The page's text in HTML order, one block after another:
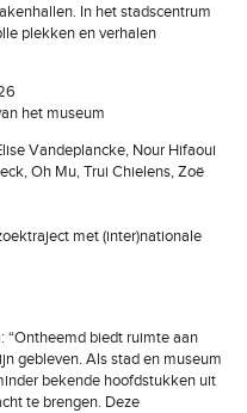
In het stadscentrum
plekken en verhalen
het museum
Vandeplancke, Nour Hifaoui
Oh Mu, Trui Chielens, Zoë
met (inter)nationale
“Ontheemd biedt ruimte aan
gebleven. Als stad en museum
bekende hoofdstukken uit
te brengen. Deze